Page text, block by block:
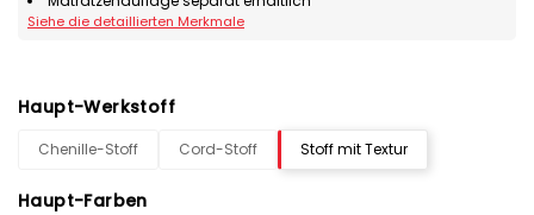
Siehe die detaillierten Merkmale
Haupt-Werkstoff
Chenille-Stoff Cord-Stoff Stoff mit Textur
Haupt-Farben